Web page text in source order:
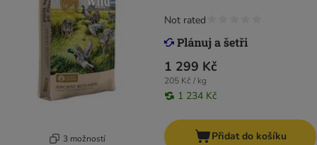
3 možností
1 299 Kč
205 Kč / kg
1 234 Kč
Not rated
Přidat do košíku